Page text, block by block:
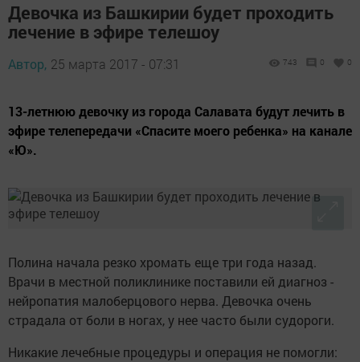
Девочка из Башкирии будет проходить
лечение в эфире телешоу
Автор, 25 марта 2017 - 07:31 743 0 0
13-летнюю девочку из города Салавата будут лечить в
эфире телепередачи «Спасите моего ребенка» на канале
«Ю».
Полина начала резко хромать еще три года назад.
Врачи в местной поликлинике поставили ей диагноз -
нейропатия малоберцового нерва. Девочка очень
страдала от боли в ногах, у нее часто были судороги.
Никакие лечебные процедуры и операция не помогли: